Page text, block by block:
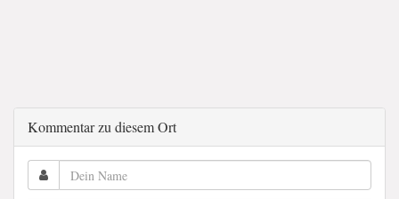
Kommentar zu diesem Ort